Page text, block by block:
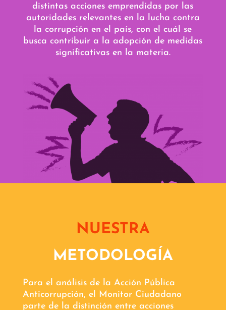
distintas acciones emprendidas por las
autoridades relevantes en la lucha contra
la corrupción en el país, con el cuál se
busca contribuir a la adopción de medidas
significativas en la materia.
NUESTRA
METODOLOGÍA
Para el análisis de la Acción Pública
Anticorrupción, el Monitor Ciudadano
parte de la distinción entre acciones